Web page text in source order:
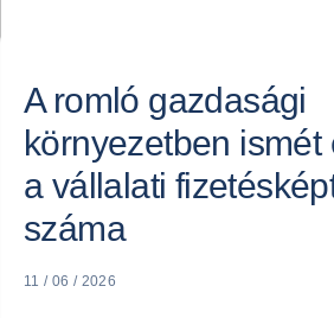
A romló gazdasági
környezetben ismét
a vállalati
száma
11 / 06 / 2026